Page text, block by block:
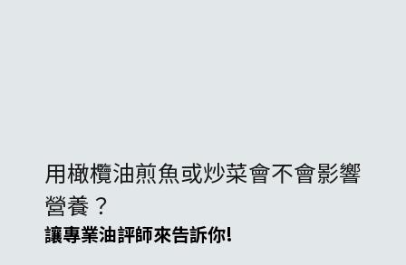
用橄欖油煎魚或炒菜會不會影響
營養？
讓專業油評師來告訴你!